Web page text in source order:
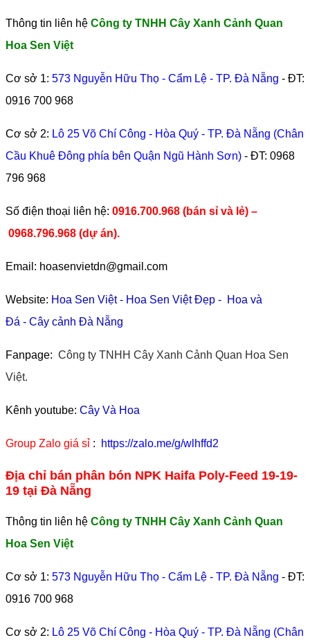
Thông tin liên hệ Công ty TNHH Cây Xanh Cảnh Quan
Hoa Sen Việt
Cơ sở 1: 573 Nguyễn Hữu Thọ - Cẩm Lệ - TP. Đà Nẵng - ĐT:
0916 700 968
Cơ sở 2: Lô 25 Võ Chí Công - Hòa Quý - TP. Đà Nẵng (Chân
Cầu Khuê Đông phía bên Quận Ngũ Hành Sơn) - ĐT: 0968
796 968
​Số điện thoại liên hệ: 0916.700.968 (bán sỉ và lẻ) –
0968.796.968 (dự án).
Email: hoasenvietdn@gmail.com
Website: Hoa Sen Việt- Hoa Sen Việt Đẹp - Hoa và
Đá - Cây cảnh Đà Nẵng
Fanpage: Công ty TNHH Cây Xanh Cảnh Quan Hoa Sen
Việt.
Kênh youtube: Cây Và Hoa
Group Zalo giá sỉ : https://zalo.me/g/wlhffd2
Địa chỉ bán phân bón NPK Haifa Poly-Feed 19-19-
19 tại Đà Nẵng
Thông tin liên hệ Công ty TNHH Cây Xanh Cảnh Quan
Hoa Sen Việt
Cơ sở 1: 573 Nguyễn Hữu Thọ - Cẩm Lệ - TP. Đà Nẵng - ĐT:
0916 700 968
Cơ sở 2: Lô 25 Võ Chí Công - Hòa Quý - TP. Đà Nẵng (Chân